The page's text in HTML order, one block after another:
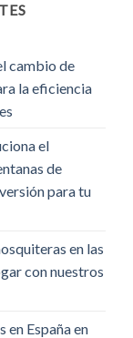
cambio de
la eficiencia
el
de
para tu
en las
con nuestros
en España en